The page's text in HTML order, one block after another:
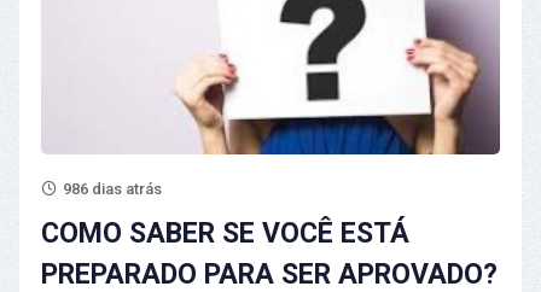
986 dias atrás
COMO SABER SE VOCÊ ESTÁ
PREPARADO PARA SER APROVADO?